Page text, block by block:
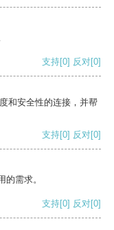
支持[0] 反对[0]
和安全性的连接，并帮
支持[0] 反对[0]
需求。
支持[0] 反对[0]